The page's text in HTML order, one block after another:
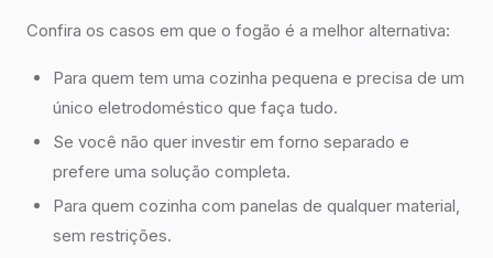
Confira os casos em que o fogão é a melhor alternativa:
Para quem tem uma cozinha pequena e precisa de um
único eletrodoméstico que faça tudo.
Se você não quer investir em forno separado e
prefere uma solução completa.
Para quem cozinha com panelas de qualquer material,
sem restrições.